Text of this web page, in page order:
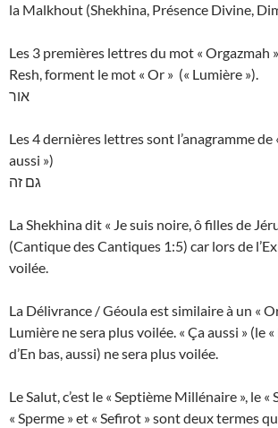
la Malkhout (Shekhina, Présence Divine,
Les 3 premières lettres du mot « Orgazmah
Resh, forment le mot « Or » (« Lumière »).
אור
Les 4 dernières lettres sont l’anagramme de
aussi »)
גם זה
La Shekhina dit « Je suis noire, ô filles de
(Cantique des Cantiques 1:5) car lors de
voilée.
La Délivrance / Géoula est similaire à un «
Lumière ne sera plus voilée. « Ça aussi » (le
d’En bas, aussi) ne sera plus voilée.
Le Salut, c’est le « Septième Millénaire », le «
« Sperme » et « Sefirot » sont deux termes